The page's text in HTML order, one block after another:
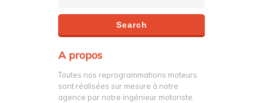
A propos
Toutes nos reprogrammations moteurs
sont réalisées sur mesure à notre
agence par notre ingénieur motoriste.